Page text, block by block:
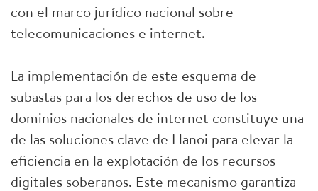
con el marco jurídico nacional sobre
telecomunicaciones e internet.
La implementación de este esquema de
subastas para los derechos de uso de los
dominios nacionales de internet constituye una
de las soluciones clave de Hanoi para elevar la
eficiencia en la explotación de los recursos
digitales soberanos. Este mecanismo garantiza